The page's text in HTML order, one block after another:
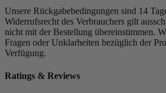
Unsere Rückgabebedingungen sind 14
Widerrufsrecht des Verbrauchers gilt
nicht mit der Bestellung übereinstimmen.
Fragen oder Unklarheiten bezüglich der
Verfügung.
Ratings & Reviews